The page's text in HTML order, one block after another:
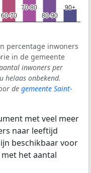
60-70
60-70
70-80
70-80
80-90
80-90
90+
90+
percentage inwoners
in de gemeente
inwoners per
helaas onbekend.
de gemeente Saint-
met veel meer
naar leeftijd
beschikbaar voor
het aantal